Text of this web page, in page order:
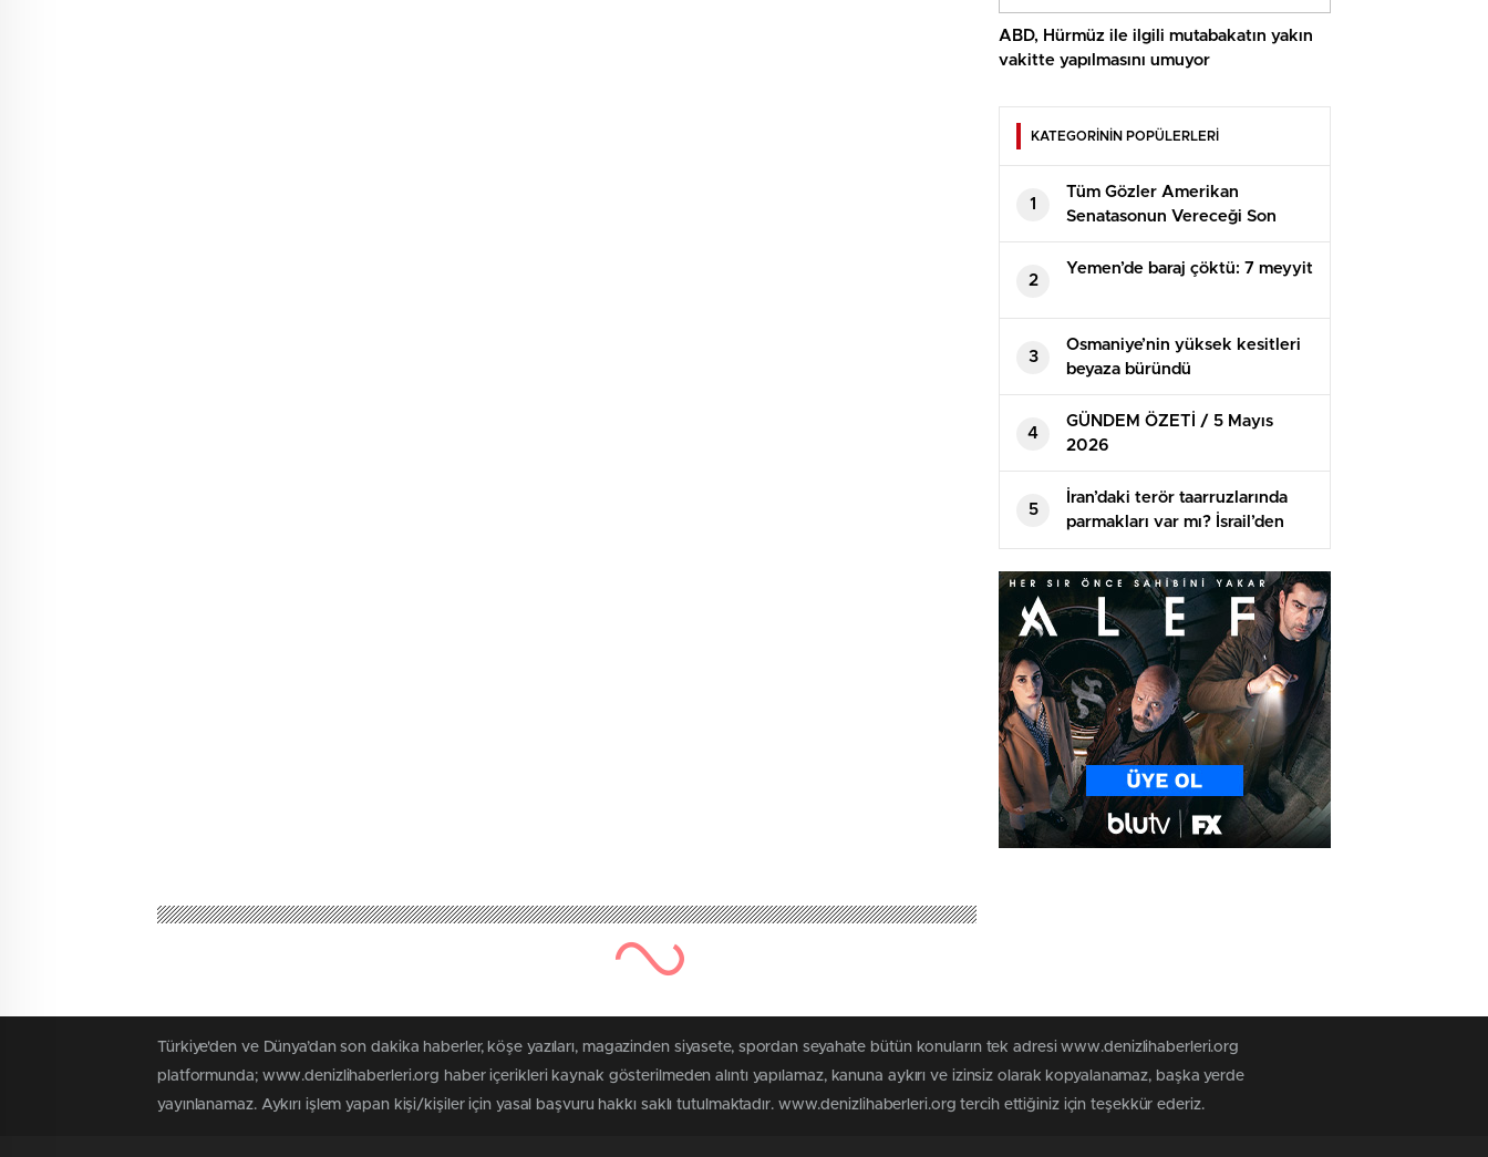
ABD, Hürmüz ile ilgili mutabakatın yakın
vakitte yapılmasını umuyor
KATEGORİNİN POPÜLERLERİ
1
Tüm Gözler Amerikan
Senatasonun Vereceği Son
Kararda
2
Yemen’de baraj çöktü: 7 meyyit
3
Osmaniye’nin yüksek kesitleri
beyaza büründü
4
GÜNDEM ÖZETİ / 5 Mayıs
2026
5
İran’daki terör taarruzlarında
parmakları var mı? İsrail’den
birinci açıklama geldi
Türkiye'den ve Dünya’dan son dakika haberler, köşe yazıları, magazinden siyasete, spordan seyahate bütün konuların tek adresi www.denizlihaberleri.org
platformunda; www.denizlihaberleri.org haber içerikleri kaynak gösterilmeden alıntı yapılamaz, kanuna aykırı ve izinsiz olarak kopyalanamaz, başka yerde
yayınlanamaz. Aykırı işlem yapan kişi/kişiler için yasal başvuru hakkı saklı tutulmaktadır. www.denizlihaberleri.org tercih ettiğiniz için teşekkür ederiz.